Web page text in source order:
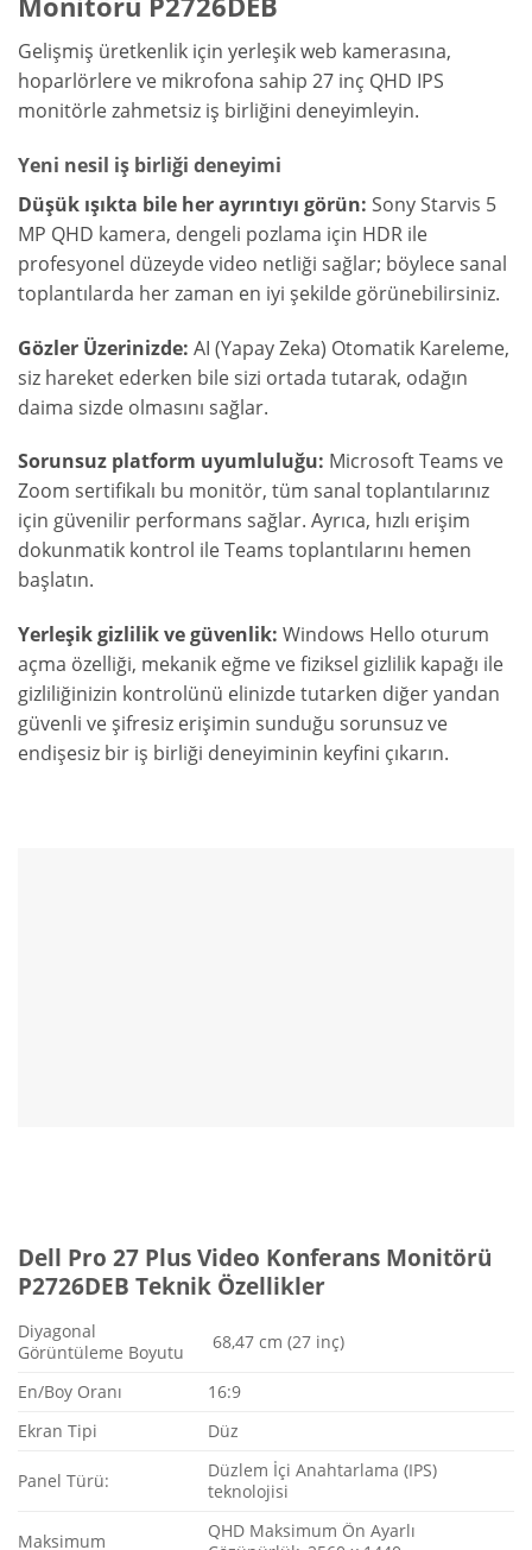
Gelişmiş üretkenlik için yerleşik web kamerasına,
hoparlörlere ve mikrofona sahip 27 inç QHD IPS
monitörle zahmetsiz iş birliğini deneyimleyin.
Yeni nesil iş birliği deneyimi
Düşük ışıkta bile her ayrıntıyı görün: Sony Starvis 5
MP QHD kamera, dengeli pozlama için HDR ile
profesyonel düzeyde video netliği sağlar; böylece sanal
toplantılarda her zaman en iyi şekilde görünebilirsiniz.
Gözler Üzerinizde: AI (Yapay Zeka) Otomatik Kareleme,
siz hareket ederken bile sizi ortada tutarak, odağın
daima sizde olmasını sağlar.
Sorunsuz platform uyumluluğu: Microsoft Teams ve
Zoom sertifikalı bu monitör, tüm sanal toplantılarınız
için güvenilir performans sağlar. Ayrıca, hızlı erişim
dokunmatik kontrol ile Teams toplantılarını hemen
başlatın.
Yerleşik gizlilik ve güvenlik: Windows Hello oturum
açma özelliği, mekanik eğme ve fiziksel gizlilik kapağı ile
gizliliğinizin kontrolünü elinizde tutarken diğer yandan
güvenli ve şifresiz erişimin sunduğu sorunsuz ve
endişesiz bir iş birliği deneyiminin keyfini çıkarın.
Dell Pro 27 Plus Video Konferans Monitörü
P2726DEB Teknik Özellikler
Diyagonal
Görüntüleme Boyutu
68,47 cm (27 inç)
En/Boy Oranı
16:9
Ekran Tipi
Düz
Panel Türü:
Düzlem İçi Anahtarlama (IPS)
teknolojisi
Maksimum
QHD Maksimum Ön Ayarlı